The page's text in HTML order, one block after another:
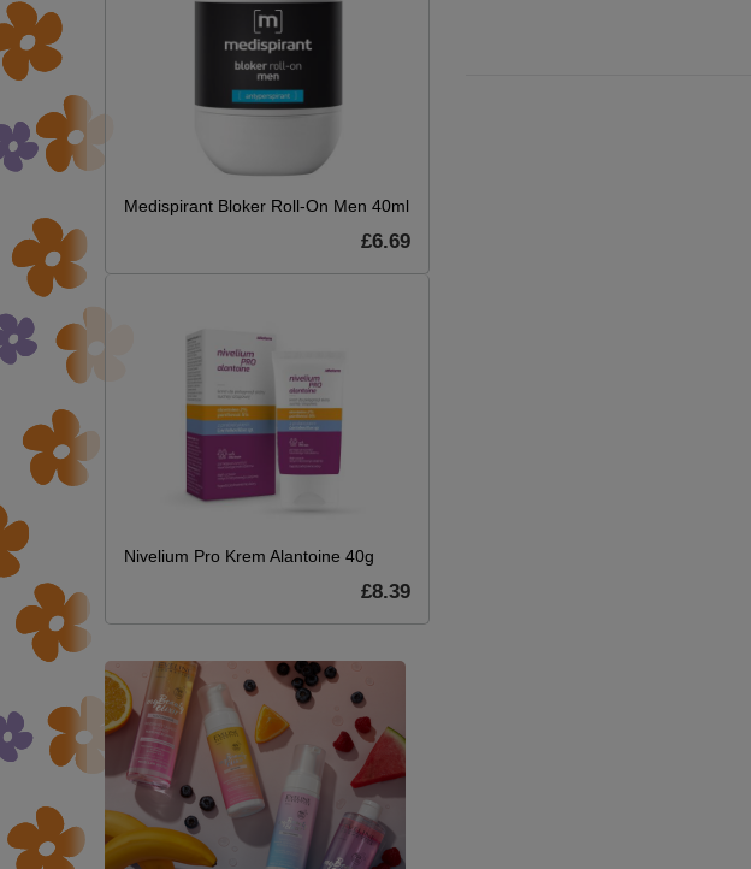
Medispirant Bloker Roll-On Men 40ml
£6.69
Nivelium Pro Krem Alantoine 40g
£8.39